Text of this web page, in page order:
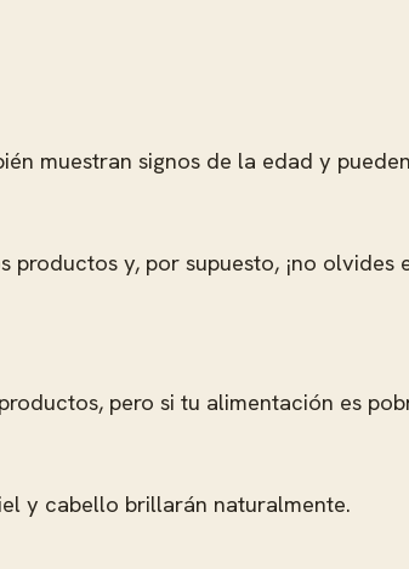
muestran signos de la edad y
productos y, por supuesto, ¡no
pero si tu alimentación es
y cabello brillarán naturalmente.